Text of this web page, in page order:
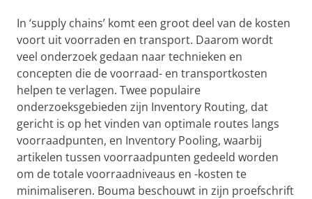
In ‘supply chains’ komt een groot deel van de kosten
voort uit voorraden en transport. Daarom wordt
veel onderzoek gedaan naar technieken en
concepten die de voorraad- en transportkosten
helpen te verlagen. Twee populaire
onderzoeksgebieden zijn Inventory Routing, dat
gericht is op het vinden van optimale routes langs
voorraadpunten, en Inventory Pooling, waarbij
artikelen tussen voorraadpunten gedeeld worden
om de totale voorraadniveaus en -kosten te
minimaliseren. Bouma beschouwt in zijn proefschrift